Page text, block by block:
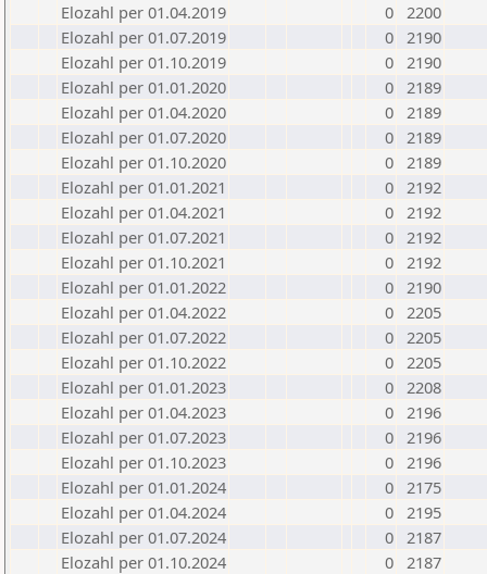
Elozahl per 01.04.2019
0 2200
Elozahl per 01.07.2019
0 2190
Elozahl per 01.10.2019
0 2190
Elozahl per 01.01.2020
0 2189
Elozahl per 01.04.2020
0 2189
Elozahl per 01.07.2020
0 2189
Elozahl per 01.10.2020
0 2189
Elozahl per 01.01.2021
0 2192
Elozahl per 01.04.2021
0 2192
Elozahl per 01.07.2021
0 2192
Elozahl per 01.10.2021
0 2192
Elozahl per 01.01.2022
0 2190
Elozahl per 01.04.2022
0 2205
Elozahl per 01.07.2022
0 2205
Elozahl per 01.10.2022
0 2205
Elozahl per 01.01.2023
0 2208
Elozahl per 01.04.2023
0 2196
Elozahl per 01.07.2023
0 2196
Elozahl per 01.10.2023
0 2196
Elozahl per 01.01.2024
0 2175
Elozahl per 01.04.2024
0 2195
Elozahl per 01.07.2024
0 2187
Elozahl per 01.10.2024
0 2187